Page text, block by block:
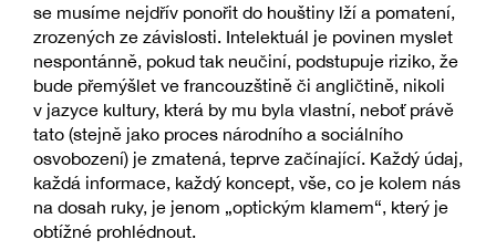
se musíme nejdřív ponořit do houštiny lží a pomatení,
zrozených ze závislosti. Intelektuál je povinen myslet
nespontánně, pokud tak neučiní, podstupuje riziko, že
bude přemýšlet ve francouzštině či angličtině, nikoli
v jazyce kultury, která by mu byla vlastní, neboť právě
tato (stejně jako proces národního a sociálního
osvobození) je zmatená, teprve začínající. Každý údaj,
každá informace, každý koncept, vše, co je kolem nás
na dosah ruky, je jenom „optickým klamem“, který je
obtížné prohlédnout.